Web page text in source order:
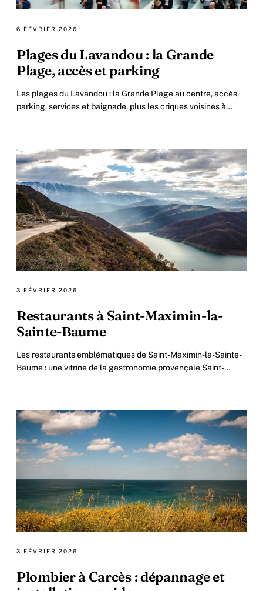
6 FÉVRIER 2026
Plages du Lavandou : la Grande
Plage, accès et parking
Les plages du Lavandou : la Grande Plage au centre, accès,
parking, services et baignade, plus les criques voisines à
3 FÉVRIER 2026
Restaurants à Saint-Maximin-la-
Sainte-Baume
Les restaurants emblématiques de Saint-Maximin-la-Sainte-
Baume : une vitrine de la gastronomie provençale Saint-
3 FÉVRIER 2026
Plombier à Carcès : dépannage et